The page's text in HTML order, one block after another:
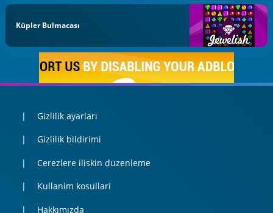
Küpler Bulmacası
Gizlilik ayarları
Gizlilik bildirimi
Cerezlere iliskin duzenleme
Kullanim kosullari
Hakkımızda